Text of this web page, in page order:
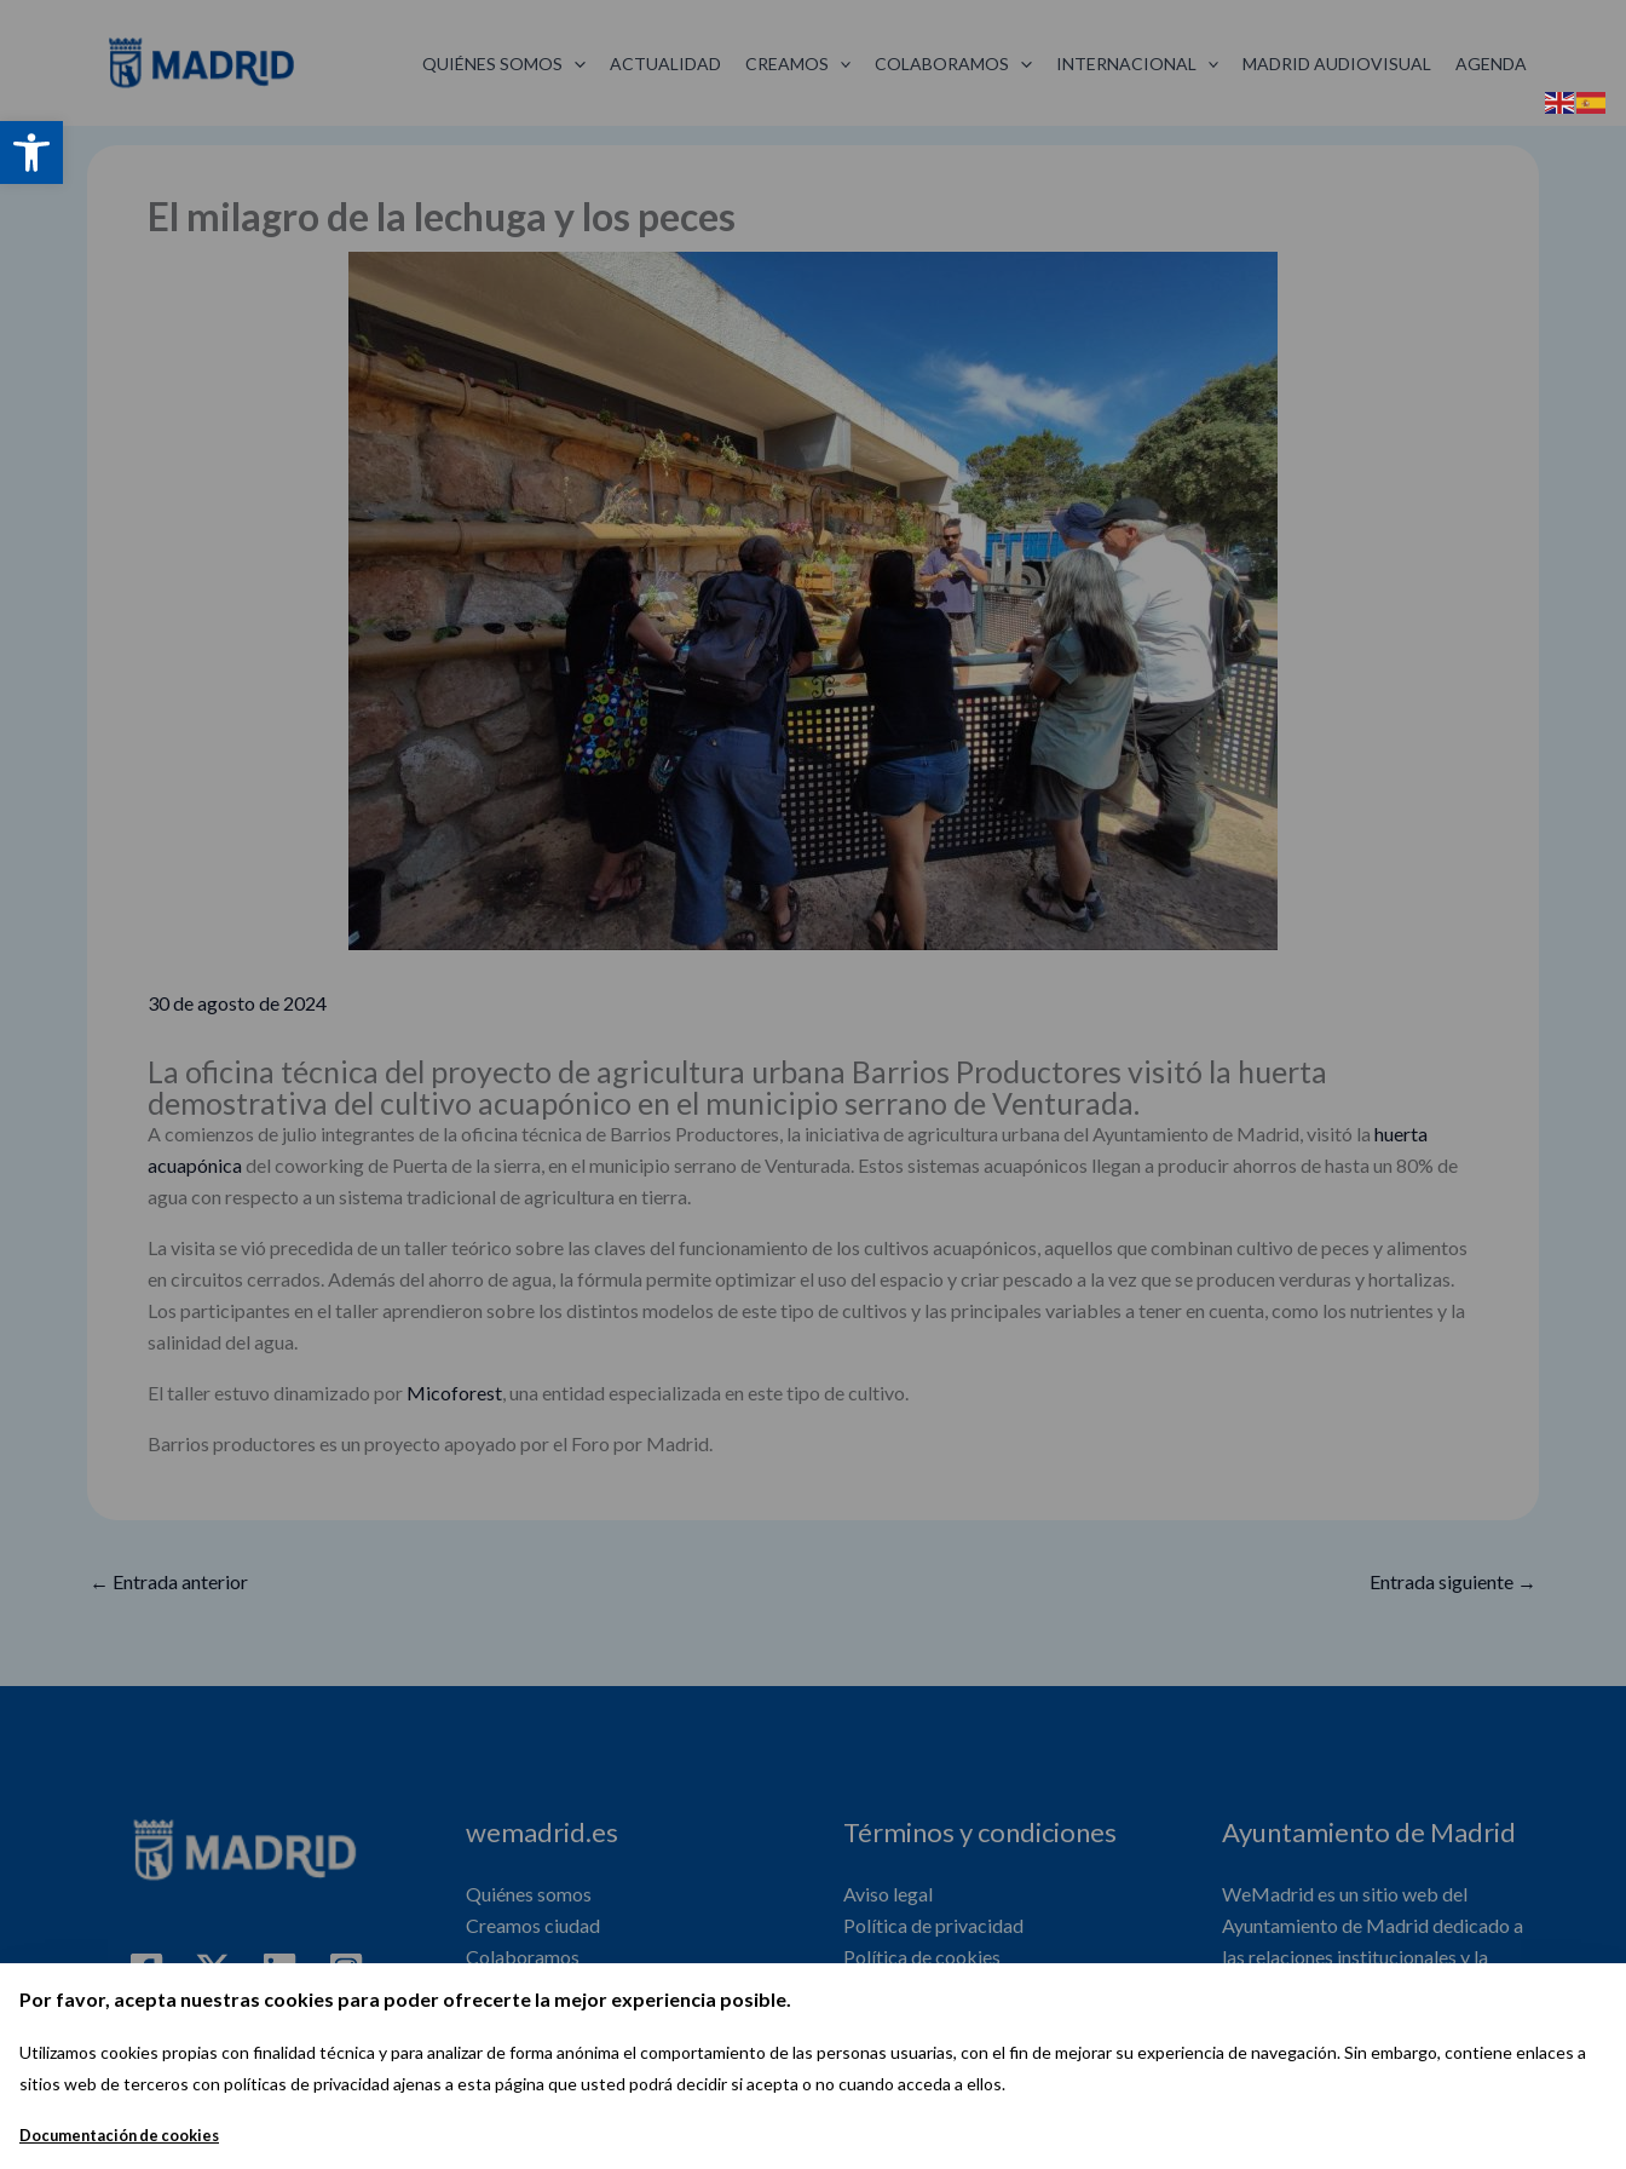
Por favor, acepta nuestras cookies para poder ofrecerte la mejor experiencia posible.
Utilizamos cookies propias con finalidad técnica y para analizar de forma anónima el comportamiento de las personas usuarias, con el fin de mejorar su experiencia de navegación. Sin embargo, contiene enlaces a
sitios web de terceros con políticas de privacidad ajenas a esta página que usted podrá decidir si acepta o no cuando acceda a ellos.
Documentación de cookies
Abrir barra de herramientas
QUIÉNES SOMOS ACTUALIDAD CREAMOS COLABORAMOS INTERNACIONAL MADRID AUDIOVISUAL AGENDA
El milagro de la lechuga y los peces
30 de agosto de 2024
La oficina técnica del proyecto de agricultura urbana Barrios Productores visitó la huerta
demostrativa del cultivo acuapónico en el municipio serrano de Venturada.
A comienzos de julio integrantes de la oficina técnica de Barrios Productores, la iniciativa de agricultura urbana del Ayuntamiento de Madrid, visitó la huerta
acuapónica del coworking de Puerta de la sierra, en el municipio serrano de Venturada. Estos sistemas acuapónicos llegan a producir ahorros de hasta un 80% de
agua con respecto a un sistema tradicional de agricultura en tierra.
La visita se vió precedida de un taller teórico sobre las claves del funcionamiento de los cultivos acuapónicos, aquellos que combinan cultivo de peces y alimentos
en circuitos cerrados. Además del ahorro de agua, la fórmula permite optimizar el uso del espacio y criar pescado a la vez que se producen verduras y hortalizas.
Los participantes en el taller aprendieron sobre los distintos modelos de este tipo de cultivos y las principales variables a tener en cuenta, como los nutrientes y la
salinidad del agua.
El taller estuvo dinamizado por Micoforest, una entidad especializada en este tipo de cultivo.
Barrios productores es un proyecto apoyado por el Foro por Madrid.
← Entrada anterior Entrada siguiente →
wemadrid.es
Quiénes somos
Creamos ciudad
Colaboramos
Internacional
Términos y condiciones
Aviso legal
Política de privacidad
Política de cookies
Ayuntamiento de Madrid
WeMadrid es un sitio web del
Ayuntamiento de Madrid dedicado a
las relaciones institucionales y la